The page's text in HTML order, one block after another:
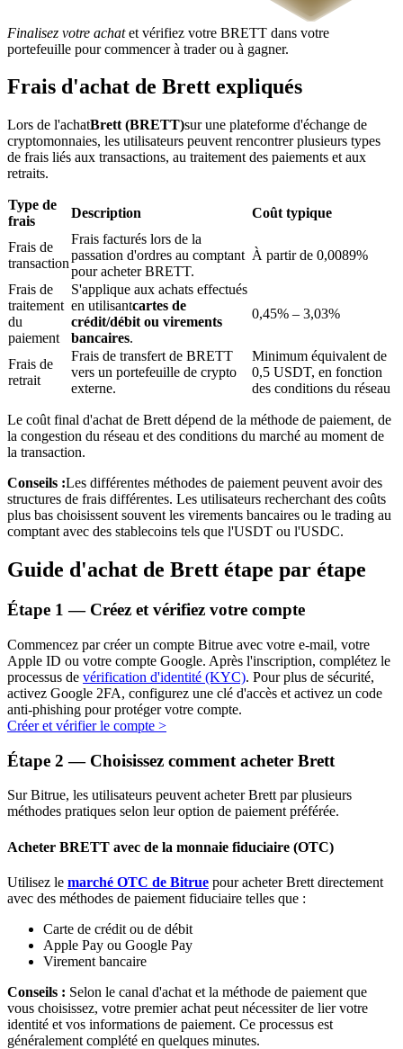
Blocages BTR
Des investissements exclusifs pour les détenteurs de BTR
Prêts
Service d'emprunt adossé à des cryptomonnaies
Obtenez des bénéfices à long terme et des intérêts flexibles
Apprenez le Staking
Découvrez comment gagner un revenu passif
Finalisez votre achatet vérifiez votre BRETT dans votre
portefeuille pour commencer à trader ou à gagner.
Frais d'achat de Brett expliqués
Lors de l'achatBrett (BRETT)sur une plateforme d'échange de
cryptomonnaies, les utilisateurs peuvent rencontrer plusieurs types
de frais liés aux transactions, au traitement des paiements et aux
retraits.
Type de
frais
Description Coût typique
Frais de
transaction
Frais facturés lors de la
passation d'ordres au comptant
pour acheter BRETT.
À partir de 0,0089%
Frais de
traitement
du
paiement
S'applique aux achats effectués
en utilisantcartes de
crédit/débit ou virements
bancaires.
0,45% – 3,03%
Frais de
retrait
Frais de transfert de BRETT
vers un portefeuille de crypto
externe.
Minimum équivalent de
0,5 USDT, en fonction
des conditions du réseau
Le coût final d'achat de Brett dépend de la méthode de paiement, de
la congestion du réseau et des conditions du marché au moment de
la transaction.
Conseils :Les différentes méthodes de paiement peuvent avoir des
structures de frais différentes. Les utilisateurs recherchant des coûts
plus bas choisissent souvent les virements bancaires ou le trading au
comptant avec des stablecoins tels que l'USDT ou l'USDC.
Guide d'achat de Brett étape par étape
Étape 1 — Créez et vérifiez votre compte
Commencez par créer un compte Bitrue avec votre e-mail, votre
Apple ID ou votre compte Google. Après l'inscription, complétez le
processus de vérification d'identité (KYC). Pour plus de sécurité,
activez Google 2FA, configurez une clé d'accès et activez un code
anti-phishing pour protéger votre compte.
Créer et vérifier le compte >
Étape 2 — Choisissez comment acheter Brett
Sur Bitrue, les utilisateurs peuvent acheter Brett par plusieurs
méthodes pratiques selon leur option de paiement préférée.
Acheter BRETT avec de la monnaie fiduciaire (OTC)
Utilisez le marché OTC de Bitrue pour acheter Brett directement
avec des méthodes de paiement fiduciaire telles que :
Carte de crédit ou de débit
Apple Pay ou Google Pay
Virement bancaire
Conseils : Selon le canal d'achat et la méthode de paiement que
vous choisissez, votre premier achat peut nécessiter de lier votre
identité et vos informations de paiement. Ce processus est
généralement complété en quelques minutes.